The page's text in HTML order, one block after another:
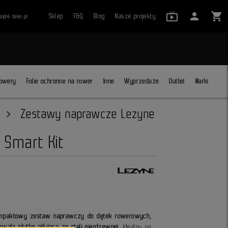
bike.pl Sklep F&Q Blog Nasze projekty live_tv_24
person shopping_cart
Folie ochronne na rower Inne Wyprzedaże Outlet Marki
Zestawy naprawcze Lezyne
Kit
zestaw naprawczy do dętek rowerowych,
płytkę piłującą ze stali nierdzewnej . Idealny na